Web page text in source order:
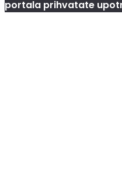
portala prihvatate